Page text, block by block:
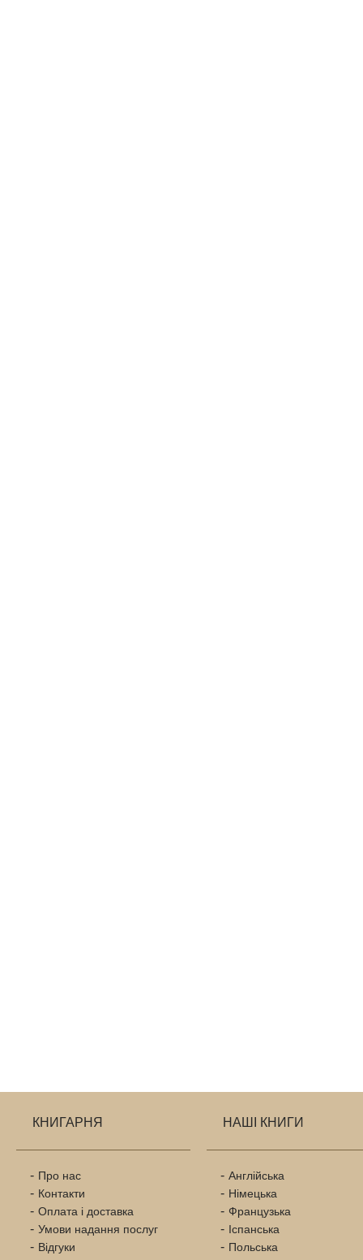
КНИГАРНЯ
Про нас
Контакти
Оплата і доставка
Умови надання послуг
Відгуки
НАШІ КНИГИ
Англійська
Німецька
Французька
Іспанська
Польська